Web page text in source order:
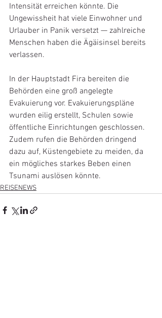
Intensität erreichen könnte. Die
Ungewissheit hat viele Einwohner und
Urlauber in Panik versetzt — zahlreiche
Menschen haben die Ägäisinsel bereits
verlassen.
In der Hauptstadt Fira bereiten die
Behörden eine groß angelegte
Evakuierung vor. Evakuierungspläne
wurden eilig erstellt, Schulen sowie
öffentliche Einrichtungen geschlossen.
Zudem rufen die Behörden dringend
dazu auf, Küstengebiete zu meiden, da
ein mögliches starkes Beben einen
Tsunami auslösen könnte.
REISENEWS